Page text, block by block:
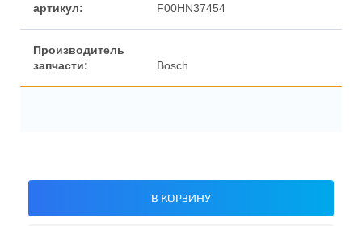
артикул:
F00HN37454
Производитель
запчасти:
Bosch
В КОРЗИНУ